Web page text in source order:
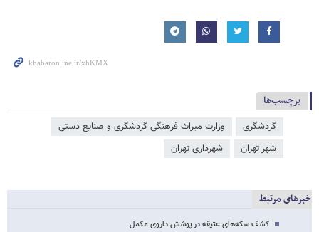
برچسب‌ها
گردشگری
وزارت میراث‌ فرهنگی گردشگری و صنایع دستی
شهر تهران
شهرداری تهران
خبرهای مرتبط
کشف سکه‌های عتیقه در پوشش داروی مکمل